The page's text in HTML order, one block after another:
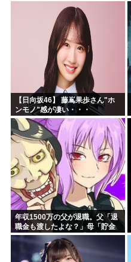
る・・・
【日向坂46】 藤嶌果歩さん"ホ
ンモノ"感が凄い・・・
年収1500万の父が退職。父「退
職金も渡したよな？」母「貯金
なんてないよー」父「全部なく
なったの！？」→予想外の返事
に家族騒然となり…